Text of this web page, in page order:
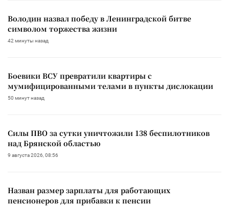
Володин назвал победу в Ленинградской битве
символом торжества жизни
42 минуты назад
Боевики ВСУ превратили квартиры с
мумифицированными телами в пункты дислокации
50 минут назад
Силы ПВО за сутки уничтожили 138 беспилотников
над Брянской областью
9 августа 2026, 08:56
Назван размер зарплаты для работающих
пенсионеров для прибавки к пенсии